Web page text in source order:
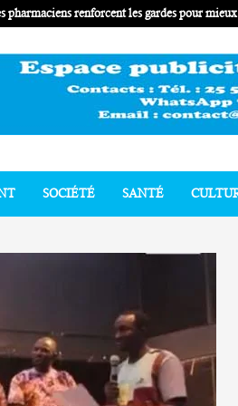
pharmaciens renforcent les gardes pour
SOCIÉTÉ SANTÉ